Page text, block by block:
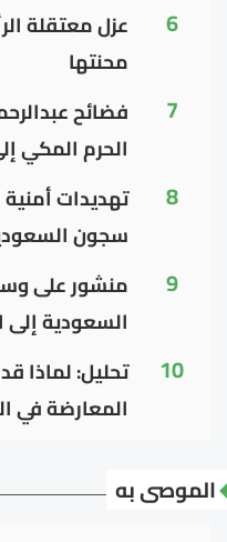
6
عزل معتقلة
محنتها
7
فضائح
الحرم المكي
8
تهديدات
سجون
9
منشور على
السعودية
10
تحليل: لماذا
المعارضة في
الموصى به